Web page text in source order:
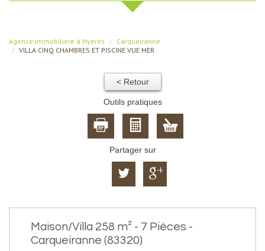
Agence immobilière à Hyères
Carqueiranne
VILLA CINQ CHAMBRES ET PISCINE VUE MER
< Retour
Outils pratiques
Partager sur
Maison/Villa 258 m² - 7 Pièces -
Carqueiranne (83320)